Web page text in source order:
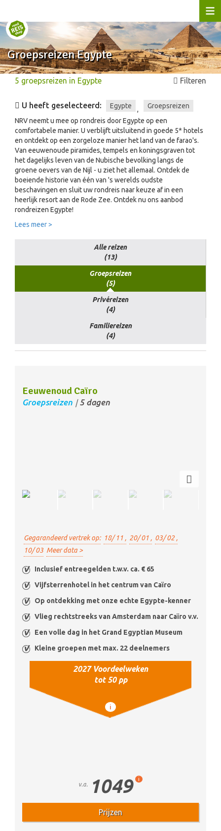
Groepsreizen Egypte
5 groepsreizen in Egypte Filteren
U heeft geselecteerd: Egypte ,
Groepsreizen
NRV neemt u mee op rondreis door Egypte op een
comfortabele manier. U verblijft uitsluitend in goede 5* hotels
en ontdekt op een zorgeloze manier het land van de farao's.
Van eeuwenoude piramides, tempels en koningsgraven tot
het dagelijks leven van de Nubische bevolking langs de
groene oevers van de Nijl - u ziet het allemaal. Ontdek de
boeiende historie van één van 's werelds oudste
beschavingen en sluit uw rondreis naar keuze af in een
heerlijk resort aan de Rode Zee. Ontdek nu ons aanbod
rondreizen Egypte!
Lees meer >
Alle reizen
(13)
Groepsreizen
(5)
Privéreizen
(4)
Familiereizen
(4)
Eeuwenoud Caïro
Groepsreizen / 5 dagen
Gegarandeerd vertrek op: 18/ 11 , 20/ 01 , 03/ 02 ,
10/ 03 Meer data >
Inclusief entreegelden t.w.v. ca. € 65
Vijfsterrenhotel in het centrum van Caïro
Op ontdekking met onze echte Egypte-kenner
Vlieg rechtstreeks van Amsterdam naar Caïro v.v.
Een volle dag in het Grand Egyptian Museum
Kleine groepen met max. 22 deelnemers
2027 Voordeelweken
tot 50 pp
i
v.a. 1049 i
Prijzen